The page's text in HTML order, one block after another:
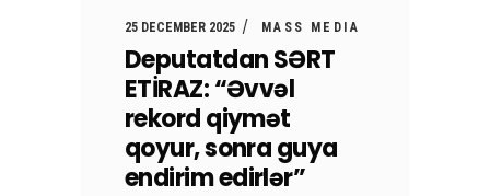
25 DECEMBER 2025 MASS MEDIA
Deputatdan SƏRT
ETİRAZ: “Əvvəl
rekord qiymət
qoyur, sonra guya
endirim edirlər”